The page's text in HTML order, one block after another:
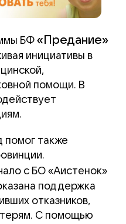
БФ «Предание»
инициативы в
помощи. В
помог также
с БО «Аистенок»
поддержка
отказников,
С помощью